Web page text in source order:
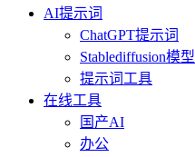
AI提示词
ChatGPT提示词
Stablediffusion模型
提示词工具
在线工具
国产AI
办公